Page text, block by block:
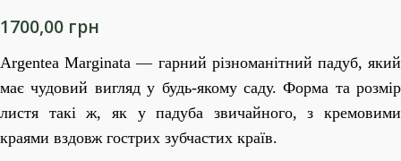
1700,00 грн
Argentea Marginata — гарний різноманітний падуб, який
має чудовий вигляд у будь-якому саду. Форма та розмір
листя такі ж, як у падуба звичайного, з кремовими
краями вздовж гострих зубчастих країв.